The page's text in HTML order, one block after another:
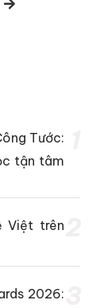
Tước:
tận tâm
Việt trên
2026: